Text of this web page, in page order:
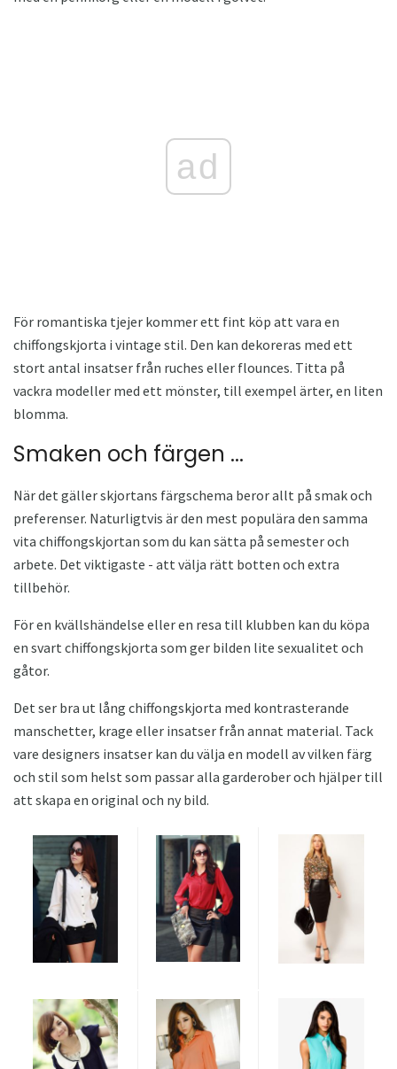
ad
För romantiska tjejer kommer ett fint köp att vara en
chiffongskjorta i vintage stil. Den kan dekoreras med ett
stort antal insatser från ruches eller flounces. Titta på
vackra modeller med ett mönster, till exempel ärter, en liten
blomma.
Smaken och färgen ...
När det gäller skjortans färgschema beror allt på smak och
preferenser. Naturligtvis är den mest populära den samma
vita chiffongskjortan som du kan sätta på semester och
arbete. Det viktigaste - att välja rätt botten och extra
tillbehör.
För en kvällshändelse eller en resa till klubben kan du köpa
en svart chiffongskjorta som ger bilden lite sexualitet och
gåtor.
Det ser bra ut lång chiffongskjorta med kontrasterande
manschetter, krage eller insatser från annat material. Tack
vare designers insatser kan du välja en modell av vilken färg
och stil som helst som passar alla garderober och hjälper till
att skapa en original och ny bild.